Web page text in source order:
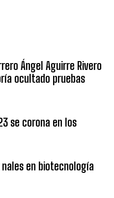
Ángel Aguirre Rivero
ocultado pruebas
se corona en los
en biotecnología